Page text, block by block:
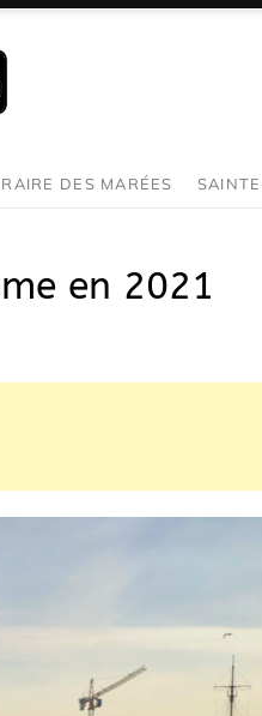
DES MARÉES
en 2021